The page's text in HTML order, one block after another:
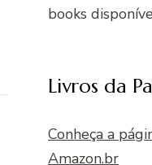
books
Livros da
Conheça a
Amazon.br